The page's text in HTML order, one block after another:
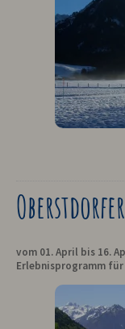
vom 01. April bis 16.
Erlebnisprogramm